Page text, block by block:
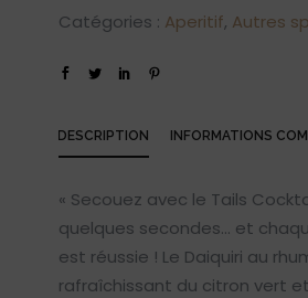
Catégories : Aperitif, Autres
DESCRIPTION INFORMATIONS
« Secouez avec le Tails
quelques secondes… et
est réussie ! Le Daiquiri au
rafraîchissant du citron vert